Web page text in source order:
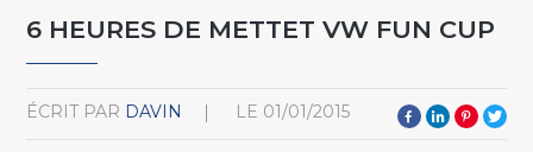
6 HEURES DE METTET VW FUN CUP
ÉCRIT PAR DAVIN LE 01/01/2015